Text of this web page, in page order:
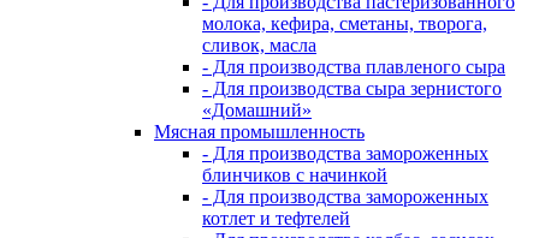
молока, кефира, сметаны, творога,
сливок, масла
- Для производства плавленого сыра
- Для производства сыра зернистого
«Домашний»
Мясная промышленность
- Для производства замороженных
блинчиков с начинкой
- Для производства замороженных
котлет и тефтелей